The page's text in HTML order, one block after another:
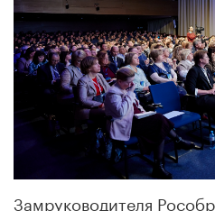
Замруководителя